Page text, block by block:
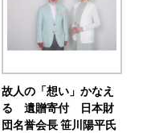
故人の「想い」かなえ
る 遺贈寄付 日本財
団名誉会長 笹川陽平氏